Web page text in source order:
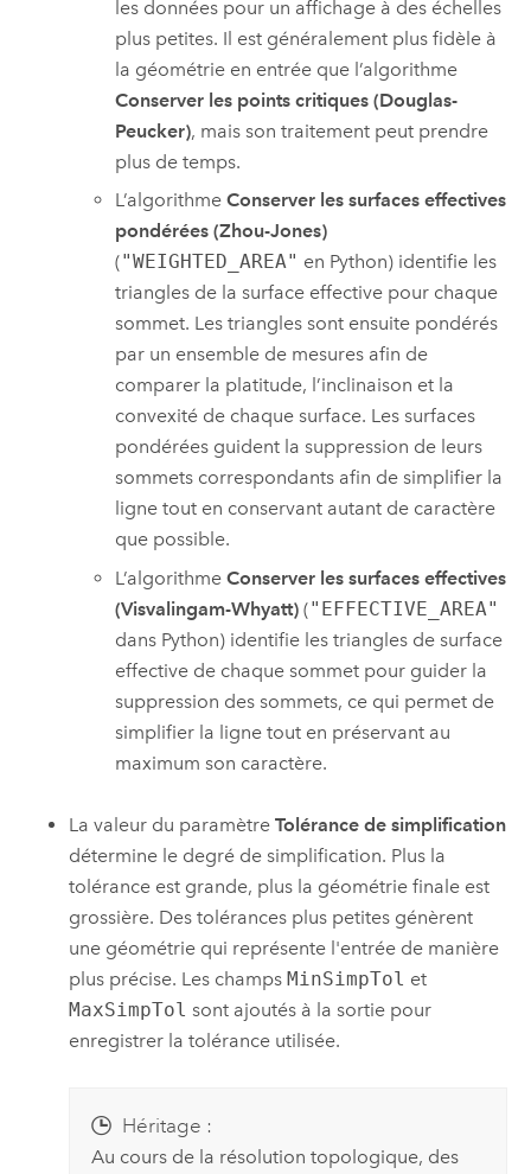
les données pour un affichage à des échelles
plus petites. Il est généralement plus fidèle à
la géométrie en entrée que l’algorithme
Conserver les points critiques (Douglas-
Peucker), mais son traitement peut prendre
plus de temps.
L’algorithmeConserver les surfaces effectives
pondérées (Zhou-Jones)
("WEIGHTED_AREA" en Python) identifie les
triangles de la surface effective pour chaque
sommet. Les triangles sont ensuite pondérés
par un ensemble de mesures afin de
comparer la platitude, l’inclinaison et la
convexité de chaque surface. Les surfaces
pondérées guident la suppression de leurs
sommets correspondants afin de simplifier la
ligne tout en conservant autant de caractère
que possible.
L’algorithmeConserver les surfaces effectives
(Visvalingam-Whyatt) ("EFFECTIVE_AREA"
dans Python) identifie les triangles de surface
effective de chaque sommet pour guider la
suppression des sommets, ce qui permet de
simplifier la ligne tout en préservant au
maximum son caractère.
La valeur du paramètreTolérance de simplification
détermine le degré de simplification. Plus la
tolérance est grande, plus la géométrie finale est
grossière. Des tolérances plus petites génèrent
une géométrie qui représente l'entrée de manière
plus précise. Les champsMinSimpTol et
MaxSimpTol sont ajoutés à la sortie pour
enregistrer la tolérance utilisée.
Héritage :
Au cours de la résolution topologique, des